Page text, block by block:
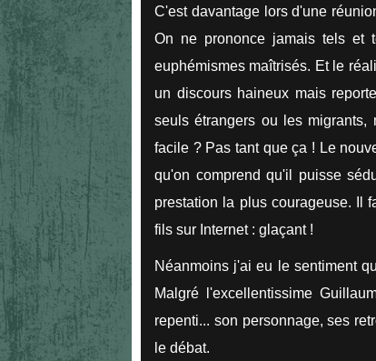
C'est davantage lors d'une
On ne prononce jamais tels et
euphémismes maîtrisés. Et le
un discours haineux mais
seuls étrangers ou les migrants,
facile ? Pas tant que ça ! Le
qu'on comprend qu'il puisse
prestation la plus courageuse. Il
fils sur Internet : glaçant !
Néanmoins j'ai eu le sentiment
Malgré l'excellentissime
repenti... son personnage, ses
le débat.